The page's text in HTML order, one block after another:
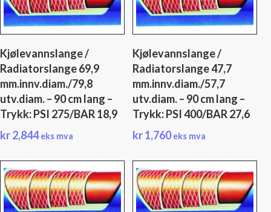
Kjølevannslange /
Radiatorslange 69,9
mm.innv.diam./79,8
utv.diam. – 90 cm lang –
Trykk: PSI 275/BAR 18,9
kr2,844 eks mva
Kjølevannslange /
Radiatorslange 47,7
mm.innv.diam./57,7
utv.diam. – 90 cm lang –
Trykk: PSI 400/BAR 27,6
kr1,760 eks mva